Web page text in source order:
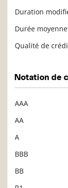
Duration
Durée moyenne
Qualité de
Notation de
AAA
AA
A
BBB
BB